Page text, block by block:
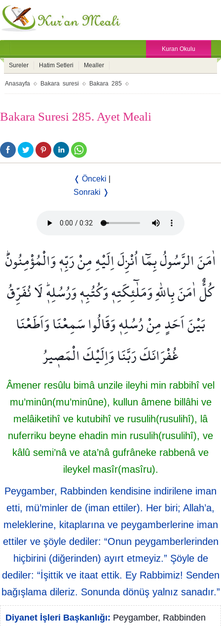
Kuran Okulu
Sureler Hatim Setleri Mealler
Anasayfa Bakara suresi Bakara 285
Bakara Suresi 285. Ayet Meali
❬ Önceki
Sonraki ❭
اٰمَنَ الرَّسُولُ بِمَٓا اُنْزِلَ اِلَيْهِ مِنْ رَبِّه۪ وَالْمُؤْمِنُونَۜ
كُلٌّ اٰمَنَ بِاللّٰهِ وَمَلٰٓئِكَتِه۪ وَكُتُبِه۪ وَرُسُلِه۪ۜ لَا نُفَرِّقُ
بَيْنَ اَحَدٍ مِنْ رُسُلِه۪۠ وَقَالُوا سَمِعْنَا وَاَطَعْنَا
غُفْرَانَكَ رَبَّنَا وَاِلَيْكَ الْمَص۪يرُ
Âmener resûlu bimâ unzile ileyhi min rabbihî vel
mu’minûn(mu’minûne), kullun âmene billâhi ve
melâiketihî ve kutubihî ve rusulih(rusulihî), lâ
nuferriku beyne ehadin min rusulih(rusulihî), ve
kâlû semi’nâ ve ata’nâ gufrâneke rabbenâ ve
ileykel masîr(masîru).
Peygamber, Rabbinden kendisine indirilene iman
etti, mü’minler de (iman ettiler). Her biri; Allah’a,
meleklerine, kitaplarına ve peygamberlerine iman
ettiler ve şöyle dediler: “Onun peygamberlerinden
hiçbirini (diğerinden) ayırt etmeyiz.” Şöyle de
dediler: “İşittik ve itaat ettik. Ey Rabbimiz! Senden
bağışlama dileriz. Sonunda dönüş yalnız sanadır.”
Diyanet İşleri Başkanlığı: Peygamber, Rabbinden